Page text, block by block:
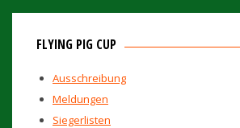
FLYING PIG CUP
Ausschreibung
Meldungen
Siegerlisten